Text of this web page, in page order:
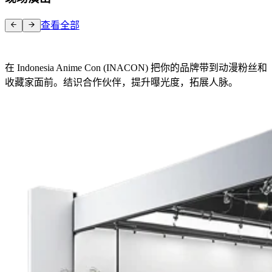
查看全部
在 Indonesia Anime Con (INACON) 把你的品牌带到动漫粉丝和
收藏家面前。结识合作伙伴，提升曝光度，拓展人脉。